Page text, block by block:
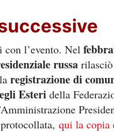
l’evento. Nel
russa rilasciò
registrazione di
Esteri della
qui la copia